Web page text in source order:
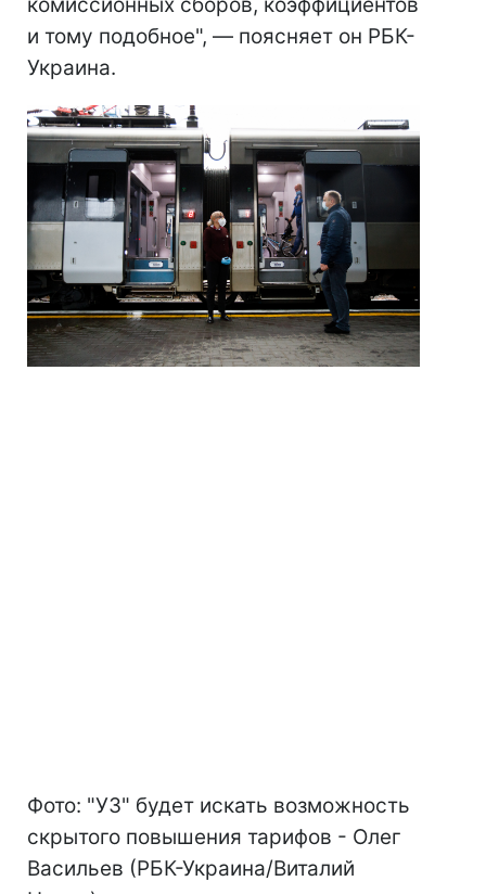
комиссионных сборов, коэффициентов
и тому подобное", — поясняет он РБК-
Украина.
Фото: "УЗ" будет искать возможность
скрытого повышения тарифов - Олег
Васильев (РБК-Украина/Виталий